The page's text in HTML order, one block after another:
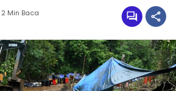
2 Min Baca